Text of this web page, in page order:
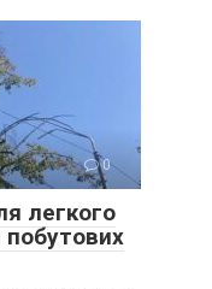
0
легкого